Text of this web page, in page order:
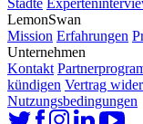
LemonSwan
Mission Erfahrungen
Unternehmen
Kontakt
kündigen Vertrag
Nutzungsbedingungen